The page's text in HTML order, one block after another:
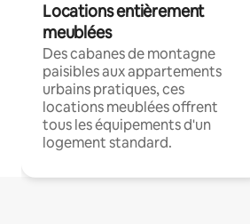
Locations entièrement
meublées
Des cabanes de montagne
paisibles aux appartements
urbains pratiques, ces
locations meublées offrent
tous les équipements d'un
logement standard.